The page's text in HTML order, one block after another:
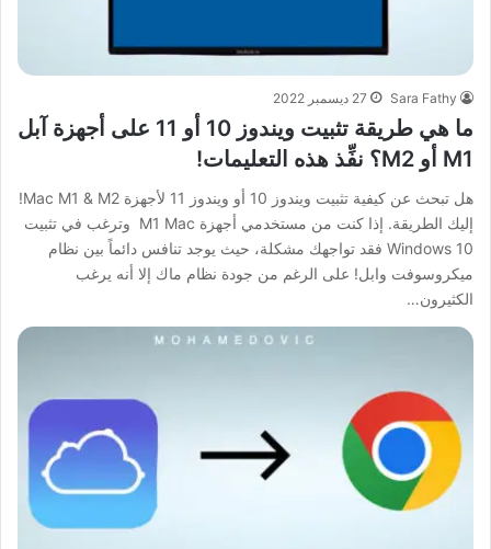
Sara Fathy 27 ديسمبر 2022
ما هي طريقة تثبيت ويندوز 10 أو 11 على أجهزة آبل
M1 أو M2؟ نفِّذ هذه التعليمات!
هل تبحث عن كيفية تثبيت ويندوز 10 أو ويندوز 11 لأجهزة Mac M1 & M2!
إليك الطريقة. إذا كنت من مستخدمي أجهزة M1 Mac وترغب في تثبيت
Windows 10 فقد تواجهك مشكلة، حيث يوجد تنافس دائماً بين نظام
ميكروسوفت وابل! على الرغم من جودة نظام ماك إلا أنه يرغب
الكثيرون…